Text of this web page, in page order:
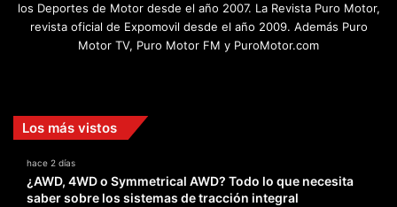
los Deportes de Motor desde el año 2007. La Revista Puro Motor,
revista oficial de Expomovil desde el año 2009. Además Puro
Motor TV, Puro Motor FM y PuroMotor.com
Los más vistos
hace 2 días
¿AWD, 4WD o Symmetrical AWD? Todo lo que necesita
saber sobre los sistemas de tracción integral